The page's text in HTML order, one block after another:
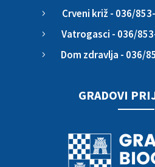
5 Crveni križ - 036/
5 Vatrogasci - 036/
5 Dom zdravlja - 036/
GRADOVI